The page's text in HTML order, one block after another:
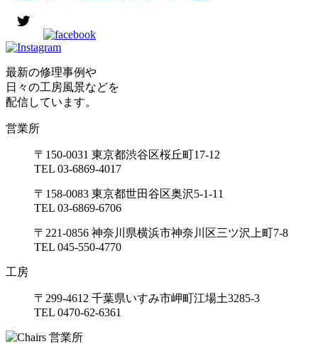
最新の修理事例や
日々の工房風景などを
配信しています。
営業所
〒150-0031 東京都渋谷区桜丘町17-12
TEL 03-6869-4017
〒158-0083 東京都世田谷区奥沢5-1-11
TEL 03-6869-6706
〒221-0856 神奈川県横浜市神奈川区三ツ沢上町7-8
TEL 045-550-4770
工房
〒299-4612 千葉県いすみ市岬町江場土3285-3
TEL 0470-62-6361